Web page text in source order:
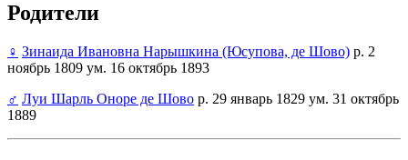
Родители
♀ Зинаида Ивановна Нарышкина (Юсупова, де Шово) р. 2
ноябрь 1809 ум. 16 октябрь 1893
♂ Луи Шарль Оноре де Шово р. 29 январь 1829 ум. 31 октябрь
1889